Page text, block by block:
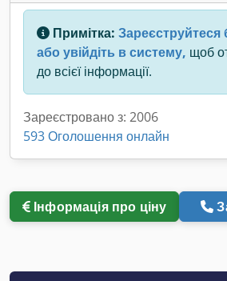
Примітка:
або увійдіть в систему, щоб
до всієї інформації.
Зареєстровано з: 2006
593 Оголошення онлайн
Інформація про ціну